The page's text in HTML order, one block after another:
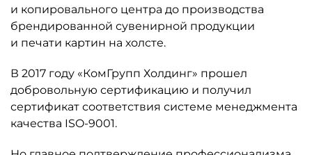
и копировального центра до производства
брендированной сувенирной продукции
и печати картин на холсте.
В 2017 году «КомГрупп Холдинг» прошел
добровольную сертификацию и получил
сертификат соответствия системе менеджмента
качества ISO-9001.